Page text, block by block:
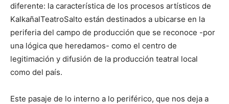
diferente: la característica de los procesos artísticos de
KalkañalTeatroSalto están destinados a ubicarse en la
periferia del campo de producción que se reconoce -por
una lógica que heredamos- como el centro de
legitimación y difusión de la producción teatral local
como del país.
Este pasaje de lo interno a lo periférico, que nos deja a